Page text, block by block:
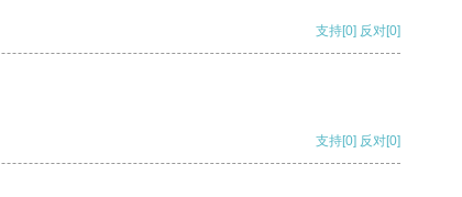
支持[0] 反对[0]
支持[0] 反对[0]